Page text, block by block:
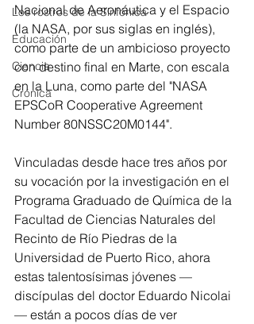
Los rostros de la Sinfónica
Educación
Ciencia
Crónica
Nacional de Aeronáutica y el Espacio
(la NASA, por sus siglas en inglés),
como parte de un ambicioso proyecto
con destino final en Marte, con escala
en la Luna, como parte del "NASA
EPSCoR Cooperative Agreement
Number 80NSSC20M0144".
Vinculadas desde hace tres años por
su vocación por la investigación en el
Programa Graduado de Química de la
Facultad de Ciencias Naturales del
Recinto de Río Piedras de la
Universidad de Puerto Rico, ahora
estas talentosísimas jóvenes —
discípulas del doctor Eduardo Nicolai
— están a pocos días de ver